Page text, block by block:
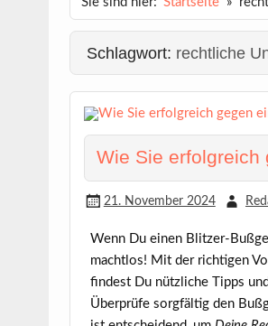
Schlagwort: rechtliche
Wie Sie erfolgreich
21. November 2024
Wenn Du einen Blitzer-
machtlos! Mit der richtigen
findest Du nützliche Tipps
Überprüfe sorgfältig den